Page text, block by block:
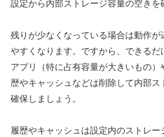
設定から内部ストレージ容量の空きを
残りが少なくなっている場合は動作が
やすくなります。ですから、できる
アプリ（特に占有容量が大きいもの
歴やキャッシュなどは削除して内部
確保しましょう。
履歴やキャッシュは設定内のストレー